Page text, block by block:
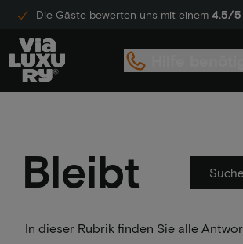
Die Gäste bewerten uns mit einem 4.5/5
Bleibt Suche
In dieser Rubrik finden Sie alle